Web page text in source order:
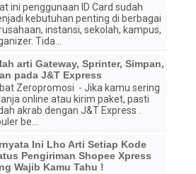
ini penggunaan ID Card sudah
kebutuhan penting di berbagai
instansi, sekolah, kampus,
Tida...
arti Gateway, Sprinter, Simpan,
pada J&T Express
Zeropromosi - Jika kamu sering
online atau kirim paket, pasti
akrab dengan J&T Express .
be...
Ini Lho Arti Setiap Kode
Pengiriman Shopee Xpress
Wajib Kamu Tahu !